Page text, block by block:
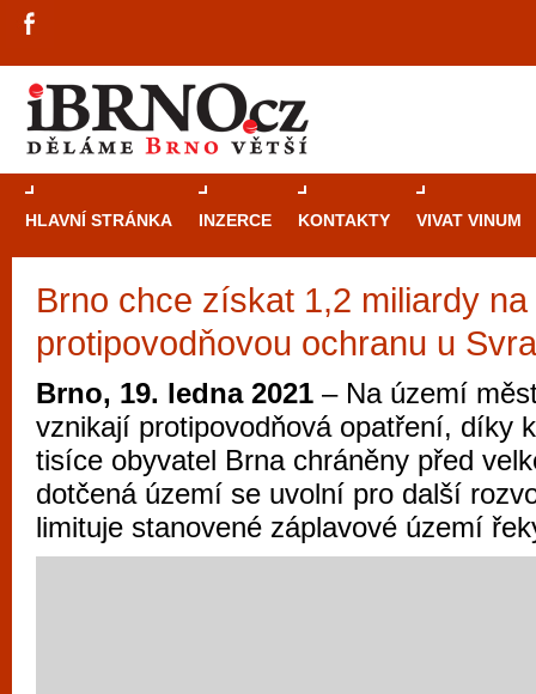
HLAVNÍ STRÁNKA INZERCE KONTAKTY VIVAT VINUM
Brno chce získat 1,2 miliardy na
protipovodňovou ochranu u
Brno, 19. ledna 2021 – Na území
vznikají protipovodňová opatření, díky
tisíce obyvatel Brna chráněny před
dotčená území se uvolní pro další
limituje stanovené záplavové území
Průvodce
Brně: Od
automaty
Brno je
zajímavé
restaurace,
Mimo jiné je ale také místem, kde si
vyzkoušet různé kasinové hry. V